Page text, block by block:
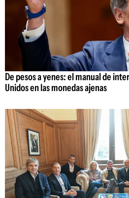
De pesos a yenes: el manual de
Unidos en las monedas ajenas